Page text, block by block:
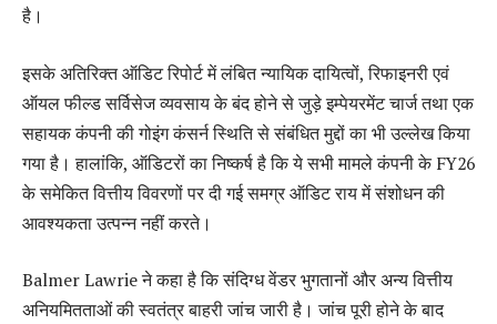
है।
इसके अतिरिक्त ऑडिट रिपोर्ट में लंबित न्यायिक दायित्वों, रिफाइनरी एवं
ऑयल फील्ड सर्विसेज व्यवसाय के बंद होने से जुड़े इम्पेयरमेंट चार्ज तथा एक
सहायक कंपनी की गोइंग कंसर्न स्थिति से संबंधित मुद्दों का भी उल्लेख किया
गया है। हालांकि, ऑडिटरों का निष्कर्ष है कि ये सभी मामले कंपनी के FY26
के समेकित वित्तीय विवरणों पर दी गई समग्र ऑडिट राय में संशोधन की
आवश्यकता उत्पन्न नहीं करते।
Balmer Lawrie ने कहा है कि संदिग्ध वेंडर भुगतानों और अन्य वित्तीय
अनियमितताओं की स्वतंत्र बाहरी जांच जारी है। जांच पूरी होने के बाद